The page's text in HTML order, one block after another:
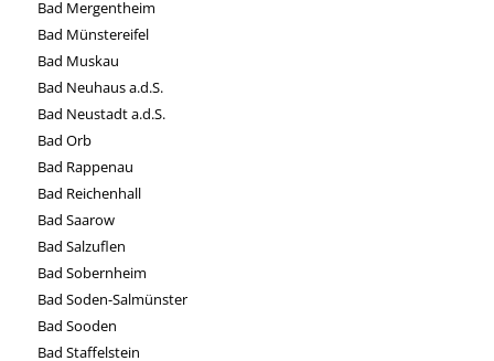
Bad Mergentheim
Bad Münstereifel
Bad Muskau
Bad Neuhaus a.d.S.
Bad Neustadt a.d.S.
Bad Orb
Bad Rappenau
Bad Reichenhall
Bad Saarow
Bad Salzuflen
Bad Sobernheim
Bad Soden-Salmünster
Bad Sooden
Bad Staffelstein